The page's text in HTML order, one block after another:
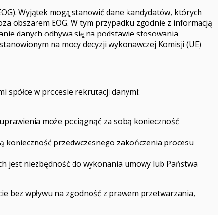
Wyjątek mogą̨ stanowić dane kandydatów, których
obszarem EOG. W tym przypadku zgodnie z informacją
danych odbywa się̨ na podstawie stosowania
na mocy decyzji wykonawczej Komisji (UE)
spółce w procesie rekrutacji danymi:
może pociągnąć za sobą konieczność
przedwczesnego zakończenia procesu
jest niezbędność do wykonania umowy lub Państwa
bez wpływu na zgodność z prawem przetwarzania,